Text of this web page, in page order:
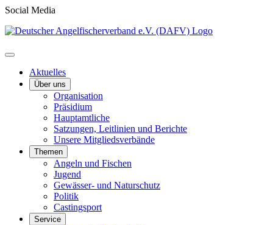
Social Media
Aktuelles
Über uns
Organisation
Präsidium
Hauptamtliche
Satzungen, Leitlinien und Berichte
Unsere Mitgliedsverbände
Themen
Angeln und Fischen
Jugend
Gewässer- und Naturschutz
Politik
Castingsport
Service